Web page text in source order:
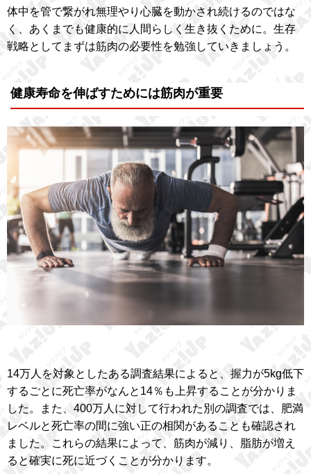
体中を管で繋がれ無理やり心臓を動かされ続けるのではな
く、あくまでも健康的に人間らしく生き抜くために。生存
戦略としてまずは筋肉の必要性を勉強していきましょう。
健康寿命を伸ばすためには筋肉が重要
14万人を対象としたある調査結果によると、握力が5kg低下
するごとに死亡率がなんと14％も上昇することが分かりま
した。また、400万人に対して行われた別の調査では、肥満
レベルと死亡率の間に強い正の相関があることも確認され
ました。これらの結果によって、筋肉が減り、脂肪が増え
ると確実に死に近づくことが分かります。